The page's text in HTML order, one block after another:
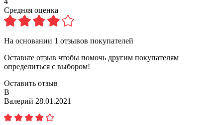
Средняя оценка
На основании 1 отзывов покупателей
Оставьте отзыв чтобы помочь другим покупателям
определиться с выбором!
Оставить отзыв
В
Валерий 28.01.2021